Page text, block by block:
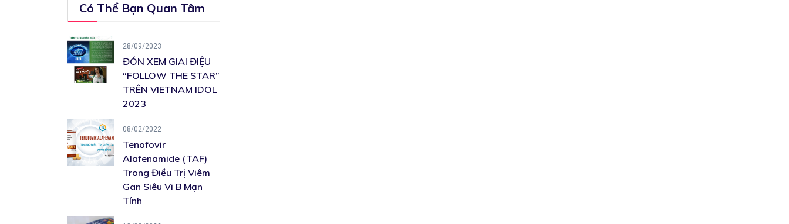
Có Thể Bạn Quan Tâm
28/09/2023
ĐÓN XEM GIAI ĐIỆU
“FOLLOW THE STAR”
TRÊN VIETNAM IDOL
2023
08/02/2022
Tenofovir
Alafenamide (TAF)
Trong Điều Trị Viêm
Gan Siêu Vi B Mạn
Tính